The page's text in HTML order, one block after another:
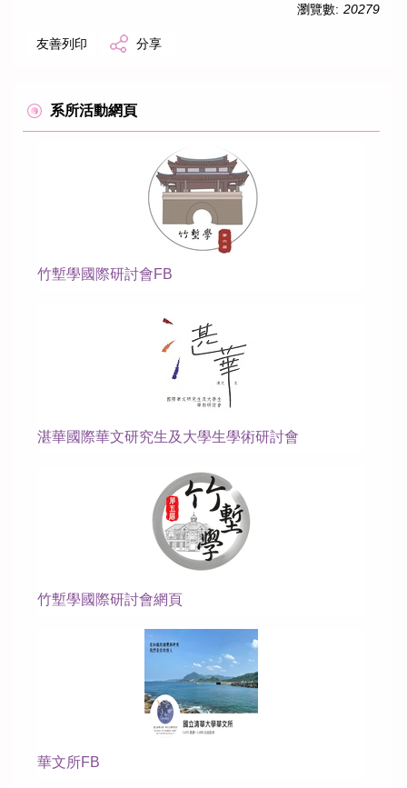
瀏覽數: 20279
友善列印 分享
系所活動網頁
竹塹學國際研討會FB
湛華國際華文研究生及大學生學術研討會
竹塹學國際研討會網頁
華文所FB